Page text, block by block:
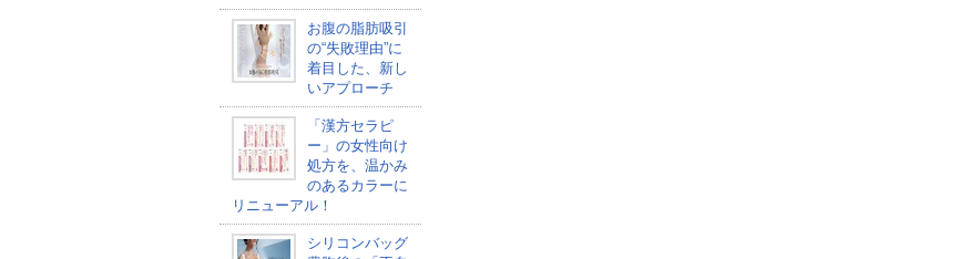
お腹の脂肪吸引
の“失敗理由”に
着目した、新し
いアプローチ
「漢方セラピ
ー」の女性向け
処方を、温かみ
のあるカラーに
リニューアル！
シリコンバッグ